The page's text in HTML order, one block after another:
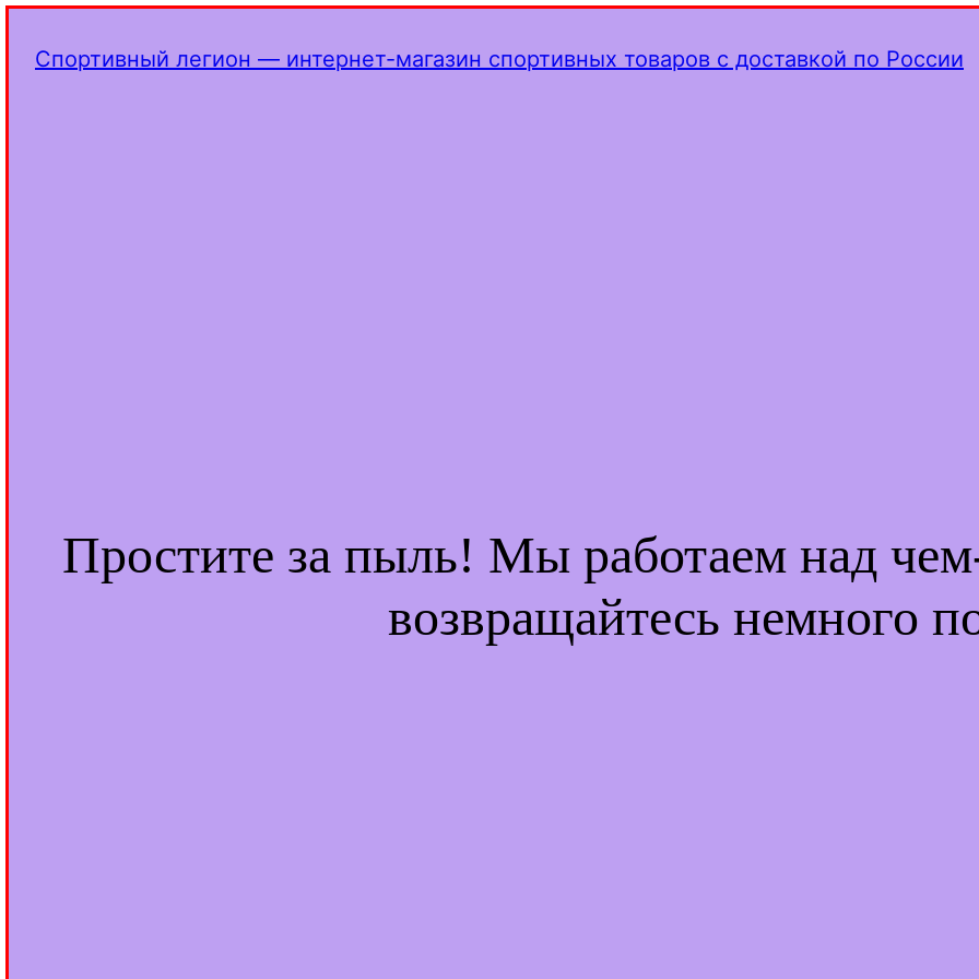
Спортивный легион — интернет-магазин спортивных товаров с доставкой по России
Простите за пыль! Мы работаем над
возвращайтесь немного